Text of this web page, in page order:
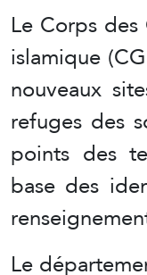
Le Corps
islamique
nouveaux
refuges des
points des
base des
Le